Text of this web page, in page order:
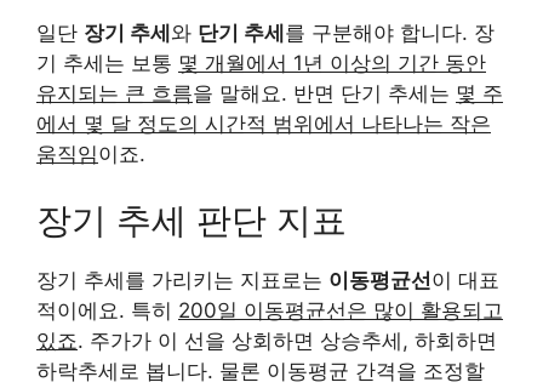
일단 장기 추세와 단기 추세를 구분해야 합니다. 장
기 추세는 보통 몇 개월에서 1년 이상의 기간 동안
유지되는 큰 흐름을 말해요. 반면 단기 추세는 몇 주
에서 몇 달 정도의 시간적 범위에서 나타나는 작은
움직임이죠.
장기 추세 판단 지표
장기 추세를 가리키는 지표로는 이동평균선이 대표
적이에요. 특히 200일 이동평균선은 많이 활용되고
있죠. 주가가 이 선을 상회하면 상승추세, 하회하면
하락추세로 봅니다. 물론 이동평균 간격을 조정할